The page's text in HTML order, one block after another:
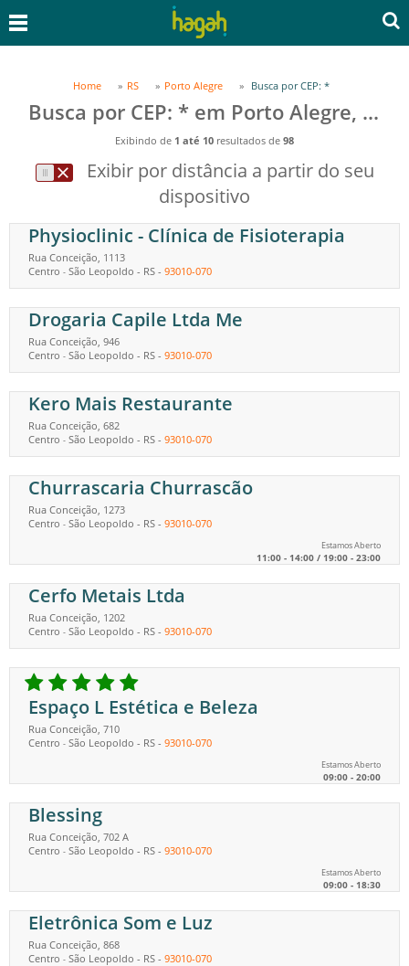
Home RS Porto Alegre Busca por CEP: *
Busca por CEP: * em Porto Alegre, RS
Exibindo de 1 até 10 resultados de 98
Exibir por distância a partir do seu
dispositivo
Physioclinic - Clínica de Fisioterapia
Rua Conceição, 1113
Centro - São Leopoldo - RS - 93010-070
Drogaria Capile Ltda Me
Rua Conceição, 946
Centro - São Leopoldo - RS - 93010-070
Kero Mais Restaurante
Rua Conceição, 682
Centro - São Leopoldo - RS - 93010-070
Churrascaria Churrascão
Rua Conceição, 1273
Centro - São Leopoldo - RS - 93010-070
Estamos Aberto
11:00 - 14:00 / 19:00 - 23:00
Cerfo Metais Ltda
Rua Conceição, 1202
Centro - São Leopoldo - RS - 93010-070
Espaço L Estética e Beleza
Rua Conceição, 710
Centro - São Leopoldo - RS - 93010-070
Estamos Aberto
09:00 - 20:00
Blessing
Rua Conceição, 702 A
Centro - São Leopoldo - RS - 93010-070
Estamos Aberto
09:00 - 18:30
Eletrônica Som e Luz
Rua Conceição, 868
Centro - São Leopoldo - RS - 93010-070